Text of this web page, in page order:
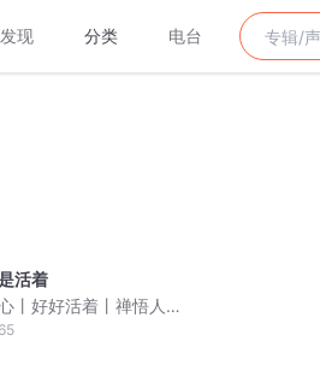
发现 分类 电台
活着
丨好好活着丨禅悟人